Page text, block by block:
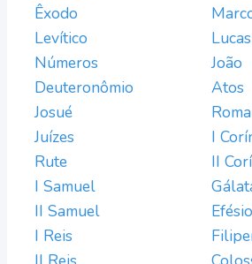
Êxodo
Levítico
Números
Deuteronômio
Josué
Juízes
Rute
I Samuel
II Samuel
I Reis
Lucas
João
Atos
I
II